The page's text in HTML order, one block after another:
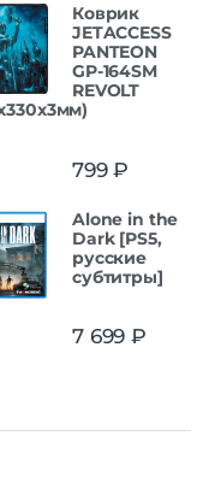
Коврик
JETACCESS
PANTEON
GP-164SM
REVOLT
799₽
Alone in the
Dark [PS5,
русские
субтитры]
7 699 ₽